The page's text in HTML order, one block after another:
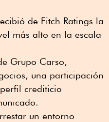
de Fitch Ratings la
más alto en la escala
Grupo Carso,
una participación
crediticio
un entorno